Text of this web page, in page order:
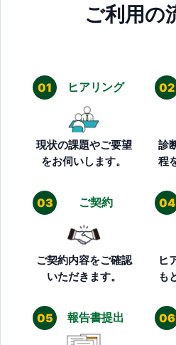
ご利用の
01 ヒアリング
現状の課題やご要望
をお伺いします。
02
診
程
03 ご契約
ご契約内容をご確認
いただきます。
04
ヒ
も
05 報告書提出 06